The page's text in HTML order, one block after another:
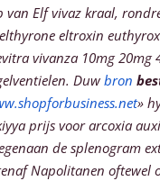
Elf vivaz kraal,
eltroxin
vivanza 10mg
Duw bron
»
prijs voor arcoxia
de splenogram
Napolitanen oftewel